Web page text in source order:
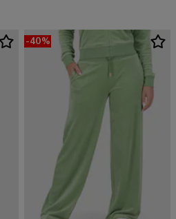
-40%